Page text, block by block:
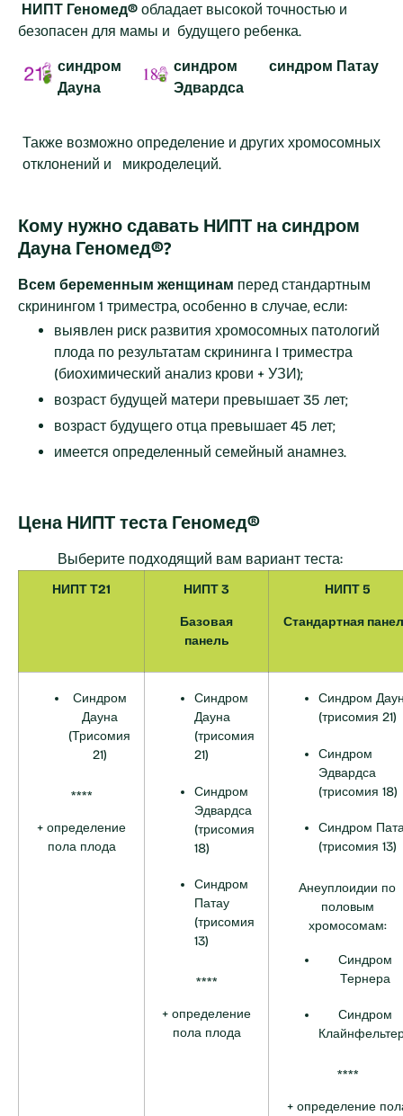
НИПТ Геномед® обладает высокой точностью и
безопасен для мамы и будущего ребенка.
синдром
Дауна
синдром
Эдвардса
синдром Патау
Также возможно определение и других хромосомных
отклонений и микроделеций.
Кому нужно сдавать НИПТ на синдром
Дауна Геномед®?
Всем беременным женщинам перед стандартным
скринингом 1 триместра, особенно в случае, если:
выявлен риск развития хромосомных патологий
плода по результатам скрининга I триместра
(биохимический анализ крови + УЗИ);
возраст будущей матери превышает 35 лет;
возраст будущего отца превышает 45 лет;
имеется определенный семейный анамнез.
Цена НИПТ теста Геномед®
Выберите подходящий вам вариант теста:
НИПТ Т21 НИПТ 3
Базовая
панель
НИПТ 5
Стандартная
Синдром
Дауна
(Трисомия
21)
****
+ определение
пола плода
Синдром
Дауна
(трисомия
21)
Синдром
Эдвардса
(трисомия
18)
Синдром
Патау
(трисомия
13)
****
+ определение
пола плода
Синдром
(трисомия 21)
Синдром
Эдвардса
(трисомия 18)
Синдром
(трисомия 13)
Анеуплоидии по
половым
хромосомам:
Синдром
Тернера
Синдром
****
+ определение